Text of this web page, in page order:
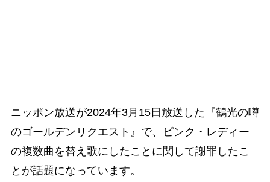
ニッポン放送が2024年3月15日放送した『鶴光の噂
のゴールデンリクエスト』で、ピンク・レディー
の複数曲を替え歌にしたことに関して謝罪したこ
とが話題になっています。